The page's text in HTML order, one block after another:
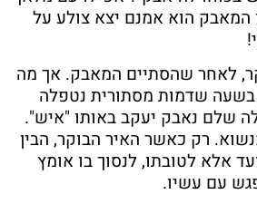
המאבק הוא אמנם יצא צולע על
לאחר שהסתיים המאבק. אך מה
בשעה שדמות מסתורית נטפלה
שלם נאבק יעקב באותו "איש".
רק כאשר האיר הבוקר, הבין
אלא לטובתו, לנסוך בו אומץ
עם עשיו.